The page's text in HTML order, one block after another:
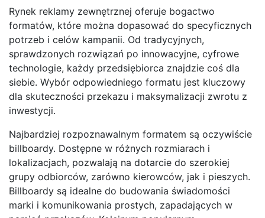
Rynek reklamy zewnętrznej oferuje bogactwo
formatów, które można dopasować do specyficznych
potrzeb i celów kampanii. Od tradycyjnych,
sprawdzonych rozwiązań po innowacyjne, cyfrowe
technologie, każdy przedsiębiorca znajdzie coś dla
siebie. Wybór odpowiedniego formatu jest kluczowy
dla skuteczności przekazu i maksymalizacji zwrotu z
inwestycji.
Najbardziej rozpoznawalnym formatem są oczywiście
billboardy. Dostępne w różnych rozmiarach i
lokalizacjach, pozwalają na dotarcie do szerokiej
grupy odbiorców, zarówno kierowców, jak i pieszych.
Billboardy są idealne do budowania świadomości
marki i komunikowania prostych, zapadających w